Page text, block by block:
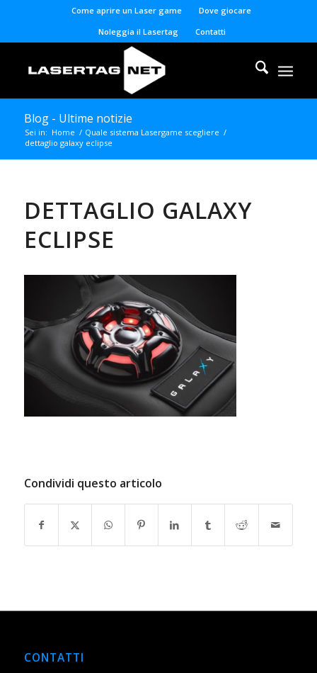
Come aprire un Laser game
Dove giocare
Noleggia il Lasertag
Contatti
Blog - Ultime notizie
Sei in: Home / Quale sistema Lasergame scegliere /
dettaglio galaxy eclipse
DETTAGLIO GALAXY
ECLIPSE
Condividi questo articolo
CONTATTI